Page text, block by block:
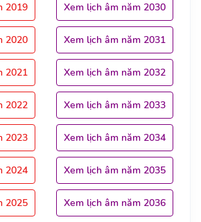
2019
2020
2021
2022
2023
2024
2025
Xem lịch âm năm 2030
Xem lịch âm năm 2031
Xem lịch âm năm 2032
Xem lịch âm năm 2033
Xem lịch âm năm 2034
Xem lịch âm năm 2035
Xem lịch âm năm 2036